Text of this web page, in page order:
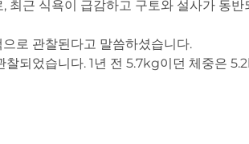
최근 식욕이 급감하고 구토와 설사가 동
로 관찰된다고 말씀하셨습니다.
되었습니다. 1년 전 5.7kg이던 체중은